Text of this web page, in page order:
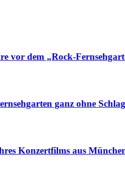
vor dem „Rock-
ganz ohne
Konzertfilms aus